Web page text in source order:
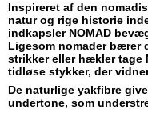
Inspireret af den
natur og rige historie
indkapsler NOMAD
Ligesom nomader bærer
strikker eller hækler tage
tidløse stykker, der
De naturlige yakfibre
undertone, som